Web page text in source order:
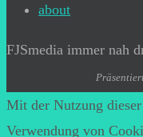
about
FJSmedia immer nah
Mit der Nutzung
Verwendung von